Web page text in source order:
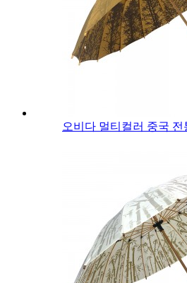
오비다 멀티컬러 중국 전